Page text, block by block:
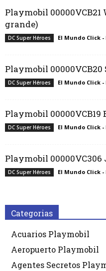
Playmobil
grande)
DC Super Héroes El Mundo Click
Playmobil
DC Super Héroes El Mundo Click
Playmobil
DC Super Héroes El Mundo Click
Playmobil 00000VC306
DC Super Héroes El Mundo Click
Categorias
Acuarios Playmobil
Aeropuerto Playmobil
Agentes Secretos